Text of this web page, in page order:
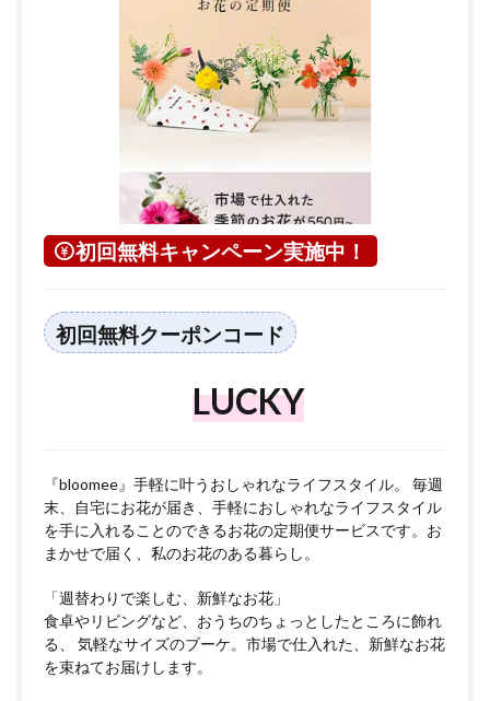
初回無料キャンペーン実施中！
初回無料クーポンコード
LUCKY
『bloomee』手軽に叶うおしゃれなライフスタイル。 毎週
末、自宅にお花が届き、手軽におしゃれなライフスタイル
を手に入れることのできるお花の定期便サービスです。お
まかせで届く、私のお花のある暮らし。
「週替わりで楽しむ、新鮮なお花」
食卓やリビングなど、おうちのちょっとしたところに飾れ
る、 気軽なサイズのブーケ。市場で仕入れた、新鮮なお花
を束ねてお届けします。